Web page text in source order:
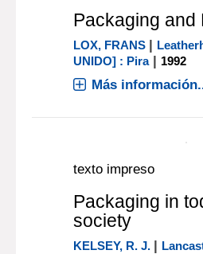
texto impreso
Más información...